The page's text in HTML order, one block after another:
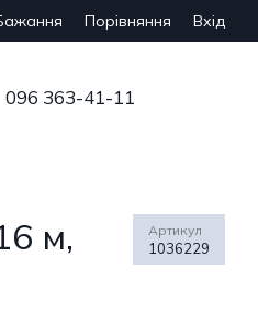
Порівняння Вхід
096 363-41-11
м,
Артикул
1036229